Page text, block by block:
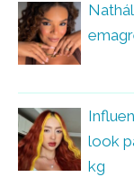
look
kg